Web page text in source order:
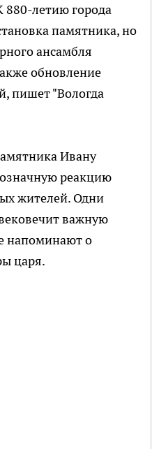
880-летию города
памятника, но
ансамбля
обновление
пишет "Вологда
Ивану
реакцию
жителей. Одни
важную
напоминают о
царя.